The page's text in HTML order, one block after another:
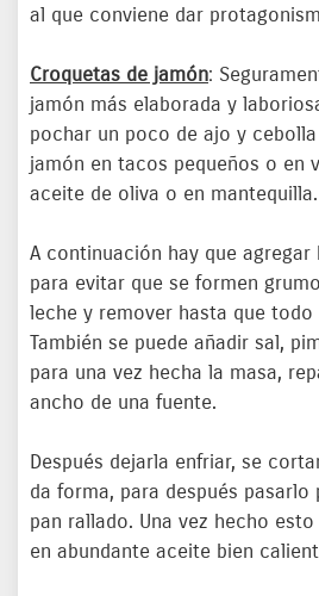
al que conviene dar
Croquetas de jamón:
jamón más elaborada y
pochar un poco de ajo y
jamón en tacos pequeños o en
aceite de oliva o en mantequilla.
A continuación hay que agregar
para evitar que se formen
leche y remover hasta que todo
También se puede añadir sal,
para una vez hecha la masa,
ancho de una fuente.
Después dejarla enfriar, se
da forma, para después pasarlo
pan rallado. Una vez hecho
en abundante aceite bien